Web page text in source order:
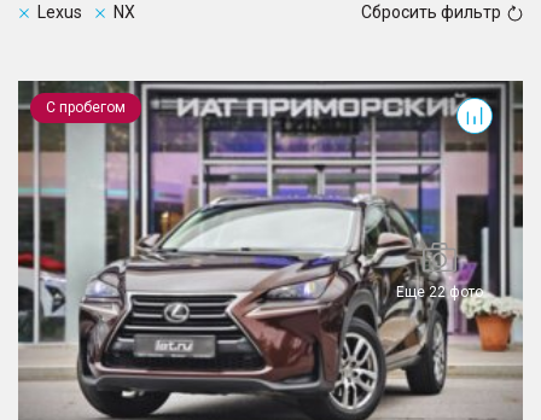
Lexus NX Сбросить фильтр
С пробегом
Еще 22 фото
NX